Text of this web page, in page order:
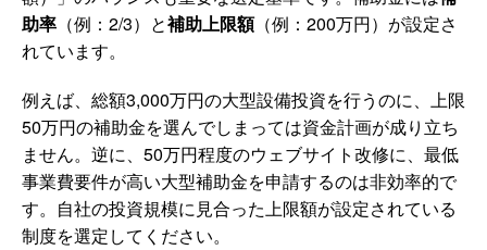
助率 （例：2/3）と補助上限額（例：200万円）が設定さ
れています。
例えば、総額3,000万円の大型設備投資を行うのに、上限
50万円の補助金を選んでしまっては資金計画が成り立ち
ません。逆に、50万円程度のウェブサイト改修に、最低
事業費要件が高い大型補助金を申請するのは非効率的で
す。自社の投資規模に見合った上限額が設定されている
制度を選定してください。